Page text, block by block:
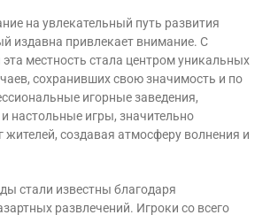
на увлекательный путь развития
издавна привлекает внимание. С
местность стала центром уникальных
сохранивших свою значимость и по
игорные заведения,
настольные игры, значительно
жителей, создавая атмосферу волнения и
стали известны благодаря
развлечений. Игроки со всего